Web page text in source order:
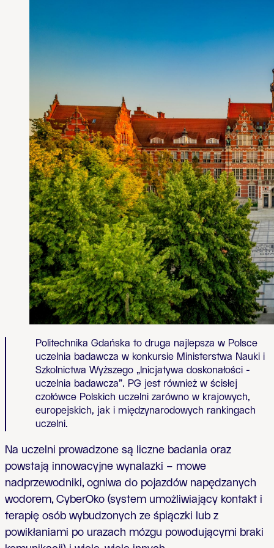
Politechnika Gdańska to druga najlepsza w Polsce
uczelnia badawcza w konkursie Ministerstwa Nauki i
Szkolnictwa Wyższego „Inicjatywa doskonałości -
uczelnia badawcza”. PG jest również w ścisłej
czołówce Polskich uczelni zarówno w krajowych,
europejskich, jak i międzynarodowych rankingach
uczelni.
Na uczelni prowadzone są liczne badania oraz
powstają innowacyjne wynalazki – mowe
nadprzewodniki, ogniwa do pojazdów napędzanych
wodorem, CyberOko (system umożliwiający kontakt i
terapię osób wybudzonych ze śpiączki lub z
powikłaniami po urazach mózgu powodującymi braki